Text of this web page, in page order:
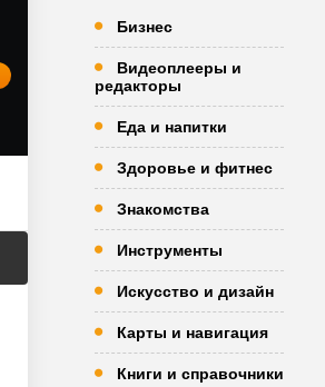
Бизнес
Видеоплееры и
редакторы
Еда и напитки
Здоровье и фитнес
Знакомства
Инструменты
Искусство и дизайн
Карты и навигация
Книги и справочники